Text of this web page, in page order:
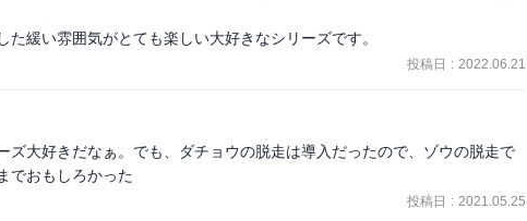
ジを覗かせたパイプ椅子だけが一つ、そこが世界の中心であるというよ
モモンガp.190。椅子ってそういうとこありますね。
説もあるらしい。
下のライター。声とノリがよい。
の友人。中学生。メガネデビューして間もない。拾ったスコティッシュ
ぐ戻ってきた）。他にウェルシュコーギーの「茶助」も飼っている。母は
ロモン王が使役する七十二柱の悪魔の一柱。手持ちのド＝プランシー
は、ライオンの顔にガチョウの脚、野兎の尾という姿で現れ人間に才気と
緩い雰囲気がとても楽しい大好きなシリーズです。
投稿日 : 2022.06.21
ズ大好きだなぁ。でも、ダチョウの脱走は導入だったので、ゾウの脱走で
でおもしろかった
投稿日 : 2021.05.25